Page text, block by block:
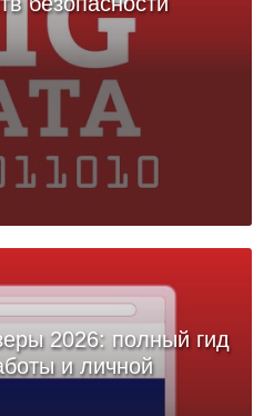
2026: полный гид
и личной